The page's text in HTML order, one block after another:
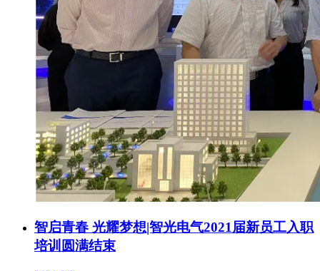
智启青春 光耀梦想|智光电气2021届新员工入职
培训圆满结束